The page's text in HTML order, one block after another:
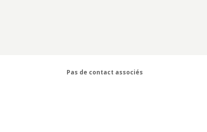
Pas de contact associés